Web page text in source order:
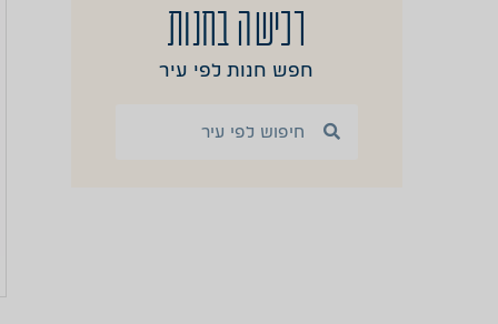
רכישה בחנות
חפש חנות לפי עיר